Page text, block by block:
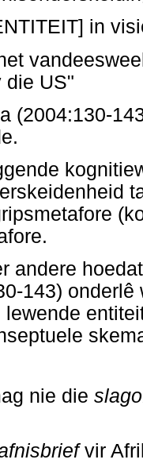
in
die US"
(2004:130-
andere
143)
nie die
vir